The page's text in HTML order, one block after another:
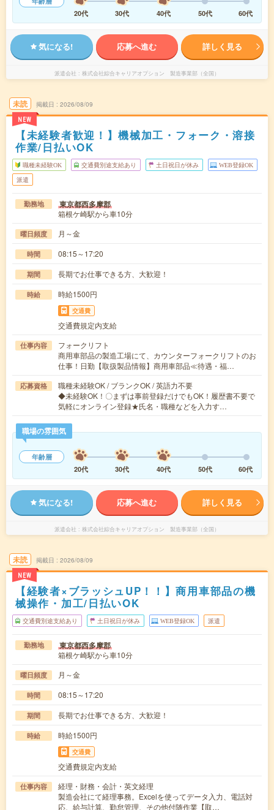
20代
30代 40代 50代 60代
気になる! 応募へ進む 詳しく見る
派遣会社 株式会社綜合キャリアオプション 製造事業部（全国）
未読
NEW
掲載日 2026/08/09
【未経験者歓迎！】機械加工・フォーク・溶接
作業/日払いOK
職種未経験OK 交通費別途支給あり 土日祝日が休み WEB登録OK
派遣
勤務地 東京都西多摩郡
箱根ケ崎駅から車10分
曜日頻度 月～金
時間 08:15～17:20
期間 長期でお仕事できる方、大歓迎！
時給 時給1500円
交通費
交通費規定内支給
仕事内容
フォークリフト
商用車部品の製造工場にて、カウンターフォークリフトのお
仕事！日勤【取扱製品情報】商用車部品≪待遇・福…
応募資格
職種未経験OK / ブランクOK / 英語力不要
◆未経験OK！〇まずは事前登録だけでもOK！履歴書不要で
気軽にオンライン登録★氏名・職種などを入力す…
職場の雰囲気
年齢層
20代
30代 40代 50代 60代
気になる! 応募へ進む 詳しく見る
派遣会社 株式会社綜合キャリアオプション 製造事業部（全国）
未読
NEW
掲載日 2026/08/09
【経験者×ブラッシュUP！！】商用車部品の機
械操作・加工/日払いOK
交通費別途支給あり 土日祝日が休み WEB登録OK 派遣
勤務地 東京都西多摩郡
箱根ケ崎駅から車10分
曜日頻度 月～金
時間 08:15～17:20
期間 長期でお仕事できる方、大歓迎！
時給 時給1500円
交通費
交通費規定内支給
仕事内容
経理・財務・会計・英文経理
製造会社にて経理事務。Excelを使ってデータ入力、電話対
応、給与計算、勤怠管理、その他付随作業【取…